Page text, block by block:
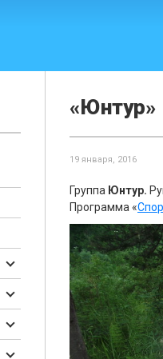
«Юнтур»
19 января, 2016
Группа Юнтур.
Программа «